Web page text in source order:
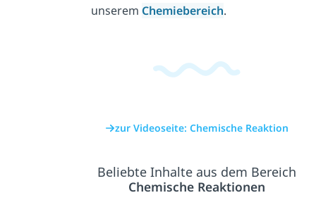
unserem Chemiebereich.
zur Videoseite: Chemische Reaktion
Beliebte Inhalte aus dem Bereich
Chemische Reaktionen